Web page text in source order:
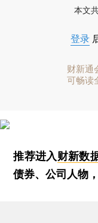
本文
登录
财新通
可畅读
推荐进入财新数
债券、公司人物